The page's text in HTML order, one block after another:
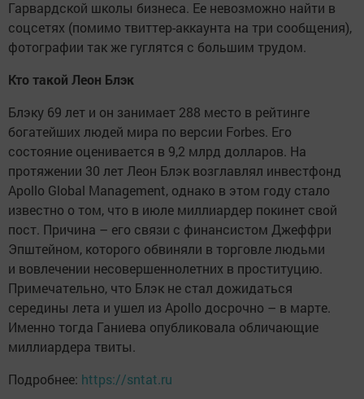
Гарвардской школы бизнеса. Ее невозможно найти в
соцсетях (помимо твиттер-аккаунта на три сообщения),
фотографии так же гуглятся с большим трудом.
Кто такой Леон Блэк
Блэку 69 лет и он занимает 288 место в рейтинге
богатейших людей мира по версии Forbes. Его
состояние оценивается в 9,2 млрд долларов. На
протяжении 30 лет Леон Блэк возглавлял инвестфонд
Apollo Global Management, однако в этом году стало
известно о том, что в июле миллиардер покинет свой
пост. Причина – его связи с финансистом Джеффри
Эпштейном, которого обвиняли в торговле людьми
и вовлечении несовершеннолетних в проституцию.
Примечательно, что Блэк не стал дожидаться
середины лета и ушел из Apollo досрочно – в марте.
Именно тогда Ганиева опубликовала обличающие
миллиардера твиты.
Подробнее: https://sntat.ru